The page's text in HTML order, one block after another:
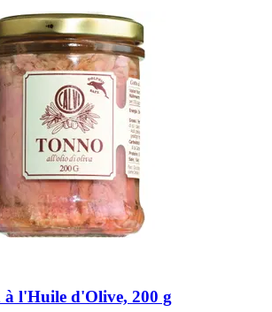
à l'Huile d'Olive, 200 g